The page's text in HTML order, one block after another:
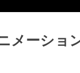
メーショ